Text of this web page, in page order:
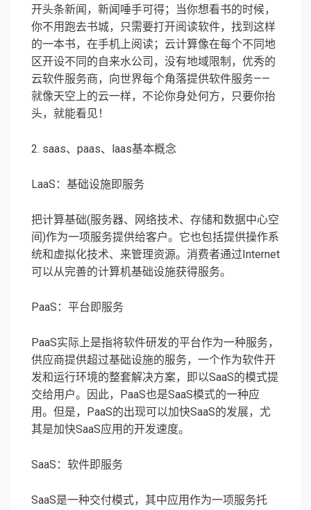
开头条新闻，新闻唾手可得；当你想看书的时候，
你不用跑去书城，只需要打开阅读软件，找到这样
的一本书，在手机上阅读；云计算像在每个不同地
区开设不同的自来水公司，没有地域限制，优秀的
云软件服务商，向世界每个角落提供软件服务——
就像天空上的云一样，不论你身处何方，只要你抬
头，就能看见！
2. saas、paas、laas基本概念
LaaS：基础设施即服务
把计算基础(服务器、网络技术、存储和数据中心空
间)作为一项服务提供给客户。它也包括提供操作系
统和虚拟化技术、来管理资源。消费者通过Internet
可以从完善的计算机基础设施获得服务。
PaaS：平台即服务
PaaS实际上是指将软件研发的平台作为一种服务，
供应商提供超过基础设施的服务，一个作为软件开
发和运行环境的整套解决方案，即以SaaS的模式提
交给用户。因此，PaaS也是SaaS模式的一种应
用。但是，PaaS的出现可以加快SaaS的发展，尤
其是加快SaaS应用的开发速度。
SaaS：软件即服务
SaaS是一种交付模式，其中应用作为一项服务托